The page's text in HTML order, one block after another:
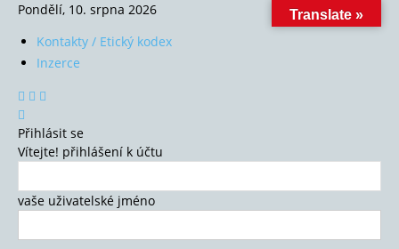
Pondělí, 10. srpna 2026
Kontakty / Etický kodex
Inzerce
Přihlásit se
Vítejte! přihlášení k účtu
vaše uživatelské jméno
Translate »